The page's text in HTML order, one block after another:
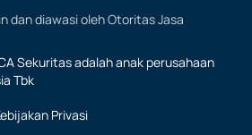
dan diawasi oleh Otoritas Jasa
Sekuritas adalah anak perusahaan
Tbk
Privasi